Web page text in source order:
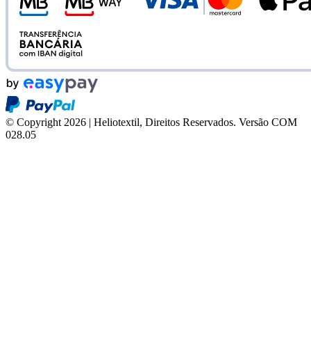
© Copyright 2026 | Heliotextil, Direitos Reservados. Versão COM
028.05